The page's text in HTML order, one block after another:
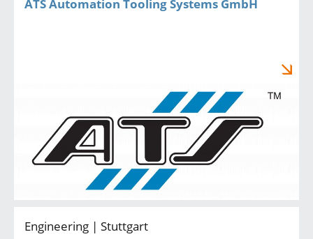
ATS Automation Tooling Systems GmbH
Engineering | Stuttgart